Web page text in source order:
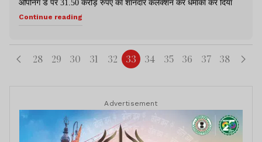
ओपनिंग डे पर 31.50 करोड़ रुपए का शानदार कलेक्शन कर धमाका कर दिया
Continue reading
28 29 30 31 32 33 34 35 36 37 38
Advertisement